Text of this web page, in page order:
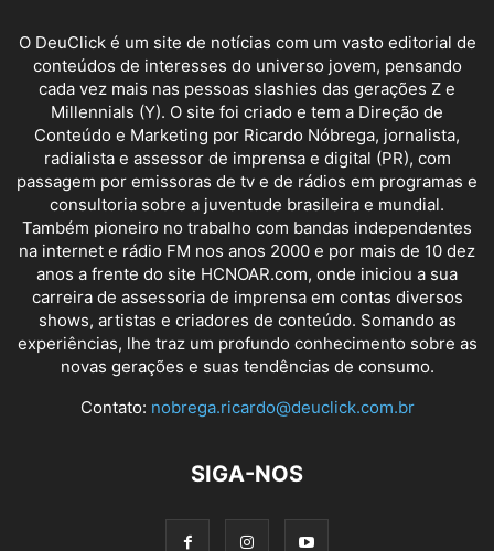
O DeuClick é um site de notícias com um vasto editorial de
conteúdos de interesses do universo jovem, pensando
cada vez mais nas pessoas slashies das gerações Z e
Millennials (Y). O site foi criado e tem a Direção de
Conteúdo e Marketing por Ricardo Nóbrega, jornalista,
radialista e assessor de imprensa e digital (PR), com
passagem por emissoras de tv e de rádios em programas e
consultoria sobre a juventude brasileira e mundial.
Também pioneiro no trabalho com bandas independentes
na internet e rádio FM nos anos 2000 e por mais de 10 dez
anos a frente do site HCNOAR.com, onde iniciou a sua
carreira de assessoria de imprensa em contas diversos
shows, artistas e criadores de conteúdo. Somando as
experiências, lhe traz um profundo conhecimento sobre as
novas gerações e suas tendências de consumo.
Contato: nobrega.ricardo@deuclick.com.br
SIGA-NOS